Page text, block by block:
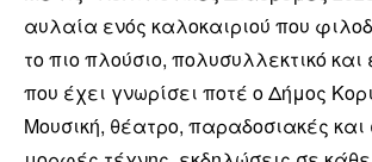
αυλαία ενός καλοκαιριού που
το πιο πλούσιο, πολυσυλλεκτικό
που έχει γνωρίσει ποτέ ο Δήμος
Μουσική, θέατρο, παραδοσιακές και